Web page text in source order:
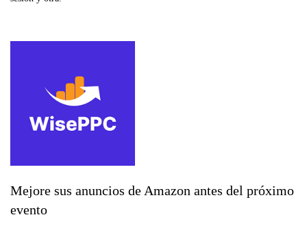
Mejore sus anuncios de Amazon antes del próximo
evento